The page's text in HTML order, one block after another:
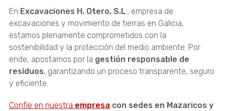
En Excavaciones H. Otero, S.L., empresa de
excavaciones y movimiento de tierras en Galicia,
estamos plenamente comprometidos con la
sostenibilidad y la protección del medio ambiente. Por
ende, apostamos por la gestión responsable de
residuos, garantizando un proceso transparente, seguro
y eficiente.
Confíe en nuestra empresa con sedes en Mazaricos y